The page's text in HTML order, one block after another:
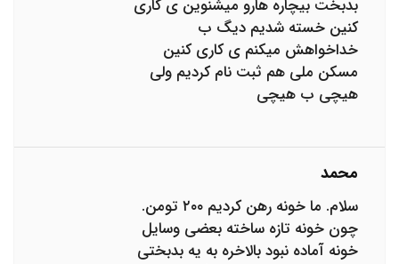
بدبخت بیچاره هارو میشنوین ی کاری
کنین خسته شدیم دیگ ب
خداخواهش میکنم ی کاری کنین
مسکن ملی هم ثبت نام کردیم ولی
هیچی ب هیچی
محمد
سلام. ما خونه رهن کردیم ۲۰۰ تومن.
چون خونه تازه ساخته بعضی وسایل
خونه آماده نبود بالاخره به یه بدبختی